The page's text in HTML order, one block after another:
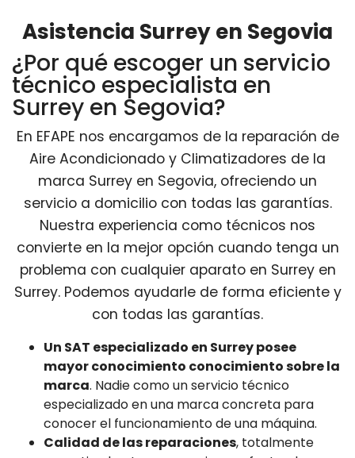
Asistencia Surrey en Segovia
¿Por qué escoger un servicio
técnico especialista en
Surrey en Segovia?
En EFAPE nos encargamos de la reparación de
Aire Acondicionado y Climatizadores de la
marca Surrey en Segovia, ofreciendo un
servicio a domicilio con todas las garantías.
Nuestra experiencia como técnicos nos
convierte en la mejor opción cuando tenga un
problema con cualquier aparato en Surrey en
Surrey. Podemos ayudarle de forma eficiente y
con todas las garantías.
Un SAT especializado en Surrey posee
mayor conocimiento conocimiento sobre la
marca. Nadie como un servicio técnico
especializado en una marca concreta para
conocer el funcionamiento de una máquina.
Calidad de las reparaciones, totalmente